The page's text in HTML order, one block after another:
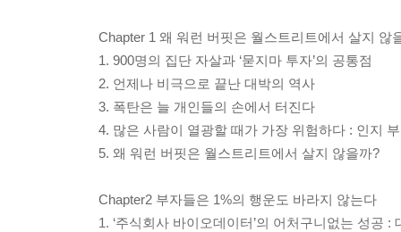
Chapter 1 왜 워런 버핏은 월스트리트에서 살지 않
1. 900명의 집단 자살과 ‘묻지마 투자’의 공통점
2. 언제나 비극으로 끝난 대박의 역사
3. 폭탄은 늘 개인들의 손에서 터진다
4. 많은 사람이 열광할 때가 가장 위험하다 : 인지
5. 왜 워런 버핏은 월스트리트에서 살지 않을까?
Chapter2 부자들은 1%의 행운도 바라지 않는다
1. ‘주식회사 바이오데이터’의 어처구니없는 성공 :